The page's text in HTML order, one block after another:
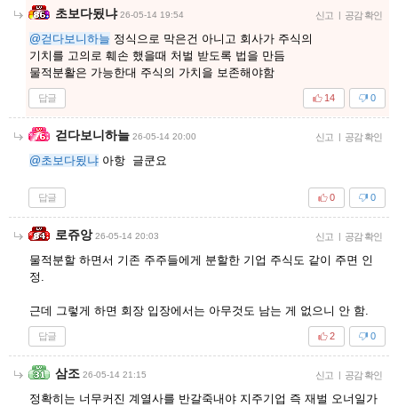
초보다됬냐 26-05-14 19:54 신고 | 공감 확인
@걷다보니하늘 정식으로 막은건 아니고 회사가 주식의
기치를 고의로 훼손 했을때 처벌 받도록 법을 만듬
물적분활은 가능한대 주식의 가치을 보존해야함
답글 0
14
걷다보니하늘 26-05-14 20:00 신고 | 공감 확인
@초보다됬냐 아항 글쿤요
답글 0
0
로쥬앙 26-05-14 20:03 신고 | 공감 확인
물적분할 하면서 기존 주주들에게 분할한 기업 주식도 같이 주면 인
정.
근데 그렇게 하면 회장 입장에서는 아무것도 남는 게 없으니 안 함.
답글 0
2
삼조 26-05-14 21:15 신고 | 공감 확인
정확히는 너무커진 계열사를 반갈죽내야 지주기업 즉 재벌 오너일가